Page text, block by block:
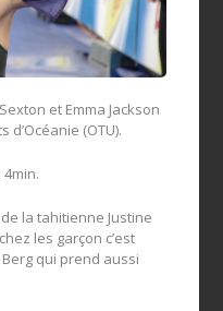
et Emma Jackson
d’Océanie (OTU).
la tahitienne Justine
les garçon c’est
qui prend aussi